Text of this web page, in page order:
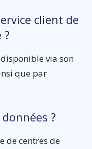
client de
via son
que par
?
de centres de